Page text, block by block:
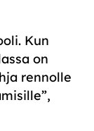
Kun
on
rennolle